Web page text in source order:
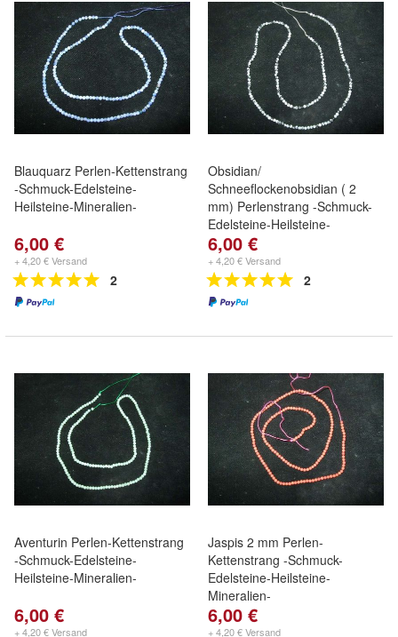
Blauquarz Perlen-Kettenstrang
-Schmuck-Edelsteine-
Heilsteine-Mineralien-
6,00 €
+ 4,20 € Versand
2
Obsidian/
Schneeflockenobsidian ( 2
mm) Perlenstrang -Schmuck-
Edelsteine-Heilsteine-
6,00 €
+ 4,20 € Versand
2
Aventurin Perlen-Kettenstrang
-Schmuck-Edelsteine-
Heilsteine-Mineralien-
6,00 €
+ 4,20 € Versand
Jaspis 2 mm Perlen-
Kettenstrang -Schmuck-
Edelsteine-Heilsteine-
Mineralien-
6,00 €
+ 4,20 € Versand